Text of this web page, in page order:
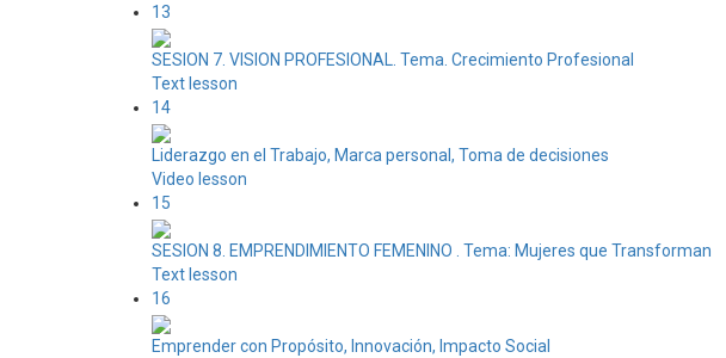
13
SESION 7. VISION PROFESIONAL. Tema. Crecimiento Profesional
Text lesson
14
Liderazgo en el Trabajo, Marca personal, Toma de decisiones
Video lesson
15
SESION 8. EMPRENDIMIENTO FEMENINO . Tema: Mujeres que Transforman
Text lesson
16
Emprender con Propósito, Innovación, Impacto Social